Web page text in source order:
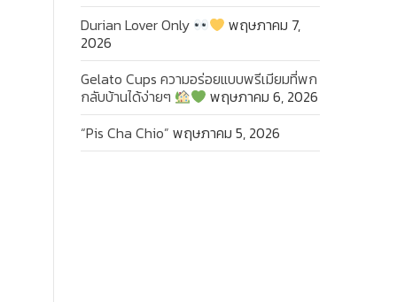
Durian Lover Only
พฤษภาคม 7,
2026
Gelato Cups ความอร่อยแบบพรีเมียมที่พก
กลับบ้านได้ง่ายๆ
พฤษภาคม 6, 2026
“Pis Cha Chio” พฤษภาคม 5, 2026